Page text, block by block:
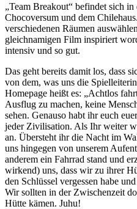
„Team Breakout“ befindet sich
Chocoversum und dem
verschiedenen Räumen
gleichnamigen Film inspiriert
intensiv und so gut.
Das geht bereits damit los, dass
von dem, was uns die
Homepage heißt es: „Achtlos
Ausflug zu machen, keine
sehen. Genauso habt ihr euch
jeder Zivilisation. Als Ihr weiter
an. Übersteht ihr die Nacht im
uns hingegen von unserem
anderem ein Fahrrad stand und
wirkend) uns, dass wir zu ihrer
den Schlüssel vergessen habe
Wir sollten in der Zwischenzeit
Hütte kämen. Juhu!